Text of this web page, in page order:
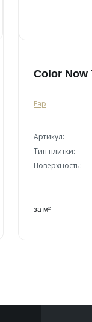
Color Now
Fap
Артикул:
Тип плитки:
Поверхность:
за м²